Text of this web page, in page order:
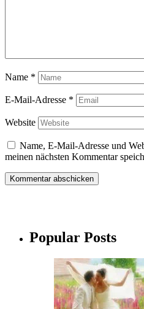
Name *
E-Mail-Adresse *
Website
Name, E-Mail-Adresse und
meinen nächsten Kommentar
Popular Posts